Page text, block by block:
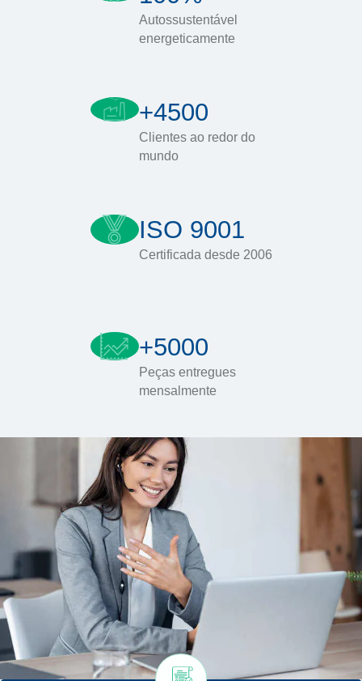
Autossustentável
energeticamente
+4500
Clientes ao redor do
mundo
ISO 9001
Certificada desde 2006
+5000
Peças entregues
mensalmente